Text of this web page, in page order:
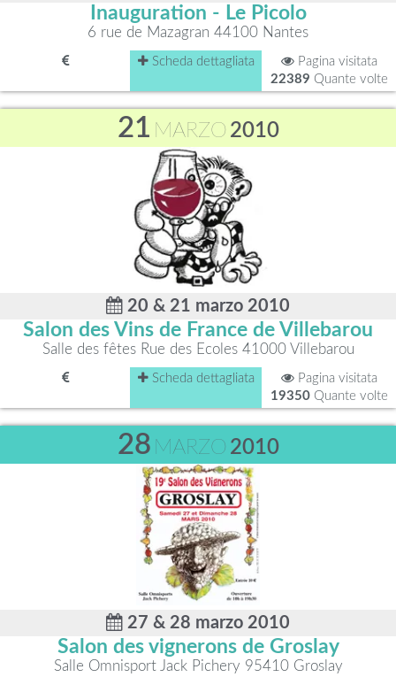
Inauguration - Le Picolo
6 rue de Mazagran 44100 Nantes
Scheda dettagliata
Pagina visitata
22389 Quante volte
21 MARZO 2010
20 & 21 marzo 2010
Salon des Vins de France de Villebarou
Salle des fêtes Rue des Ecoles 41000 Villebarou
Scheda dettagliata
Pagina visitata
19350Quante volte
28 MARZO 2010
27 & 28 marzo 2010
Salon des vignerons de Groslay
Salle Omnisport Jack Pichery 95410 Groslay